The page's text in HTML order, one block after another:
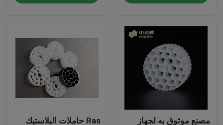
مدونة
اطلب اقتباس
الوسائط المرشحة MBBR
MBBR بيو ميديا
مصنع موثوق به لجهاز Ras حاملات البلاستيك